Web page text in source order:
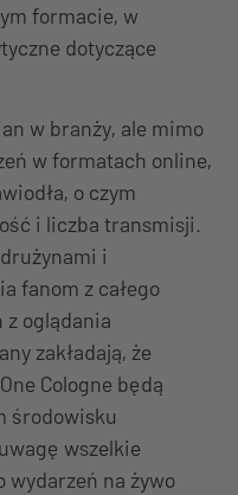
formacie, w
dotyczące
w branży, ale mimo
w formatach online,
o czym
i liczba transmisji.
i
fanom z całego
z oglądania
zakładają, że
Cologne będą
środowisku
wszelkie
wydarzeń na żywo